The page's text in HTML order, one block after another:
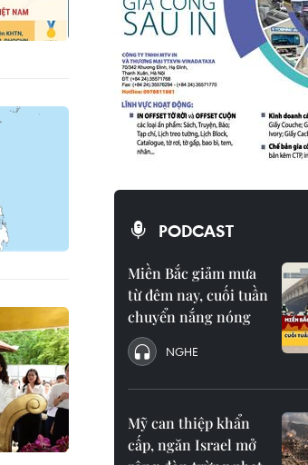
PODCAST
Miền Bắc giảm mưa
từ đêm nay, cuối tuần
chuyển nắng nóng
NGHE
Mỹ can thiệp khẩn
cấp, ngăn Israel mở